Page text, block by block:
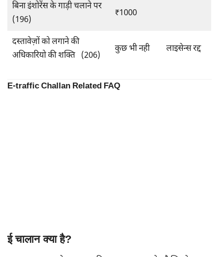
बिना इंशोरेंस के गाड़ी चलाने पर
(196)
₹1000
दस्तावेज़ों को लगाने की
अधिकारियो की शक्ति (206)
कुछ भी नही लाइसेन्स रद्द
E-traffic Challan Related FAQ
ई चालान क्या है?